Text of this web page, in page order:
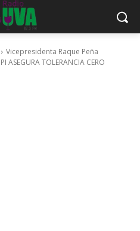
Vicepresidenta Raque Peña
ASEGURA TOLERANCIA CERO